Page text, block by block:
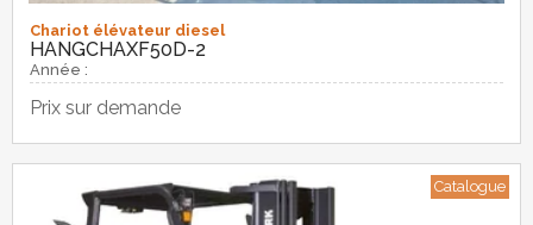
Chariot élévateur diesel
HANGCHAXF50D-2
Année :
Prix sur demande
Catalogue